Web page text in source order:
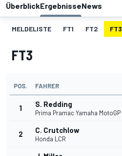
ÜberblickErgebnisseNews
MELDELISTE FT1 FT2 FT3
FT3
POS. FAHRER
1 S. Redding
Prima Pramac Yamaha MotoGP
2 C. Crutchlow
Honda LCR